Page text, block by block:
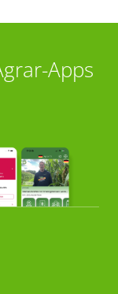
Apps